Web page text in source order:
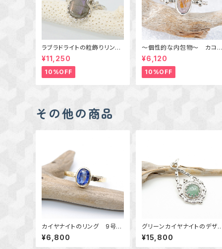
ラブラドライトの粒飾りリング
（パープル＆オレンジ） 16号
¥11,250
10%OFF
～個性的な内包物～ カコ
セナイトインアメジストの粒
りリング 10号 天然石アク
セサリー 一点物 macari
¥6,120
10%OFF
その他の商品
カイヤナイトのリング 9号
真鍮 ～清らかな蒼～ 天
然石アクセサリー 指輪 一
¥6,800
グリーンカイヤナイトのデザ
ンペンダント ～翠雨の追憶
～ 天然石アクセサリー
¥15,800